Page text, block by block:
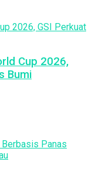
Cup 2026,
Bumi